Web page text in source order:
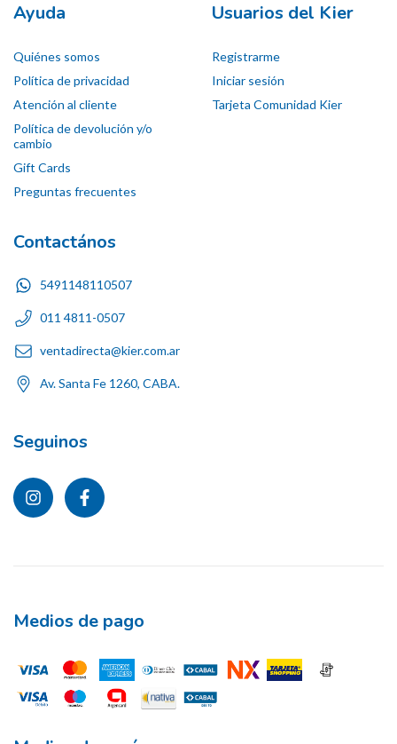
Ayuda
Quiénes somos
Política de privacidad
Atención al cliente
Política de devolución y/o
cambio
Gift Cards
Preguntas frecuentes
Usuarios del Kier
Registrarme
Iniciar sesión
Tarjeta Comunidad Kier
Contactános
5491148110507
011 4811-0507
ventadirecta@kier.com.ar
Av. Santa Fe 1260, CABA.
Seguinos
Medios de pago